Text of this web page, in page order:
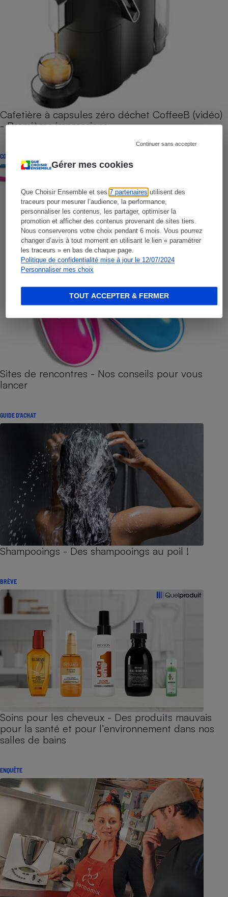
Gérer mes cookies
Que Choisir Ensemble et ses7 partenaires utilisent des
traceurs pour mesurer l’audience, la performance,
personnaliser les contenus, les partager, optimiser la
promotion et afficher des contenus provenant de sites tiers.
Nous conserverons votre choix pendant 6 mois. Vous pourrez
changer d’avis à tout moment en utilisant le lien « paramétrer
les traceurs » en bas de chaque page.
Politique de confidentialité mise à jour le 12/07/2024
Personnaliser mes choix
Continuer sans accepter
TOUT ACCEPTER & FERMER
Cafetière à capsules zéro déchet CoffeeB (vidéo)
- Premières impressions
CONSEILS
Sites de rencontres - Nos conseils pour vous
lancer
GUIDE D'ACHAT
Shampooings - Des shampooings au poil !
BRÈVE
Soins pour les cheveux - Des produits mauvais
pour la santé et pour l’environnement dans nos
salles de bains
ENQUÊTE